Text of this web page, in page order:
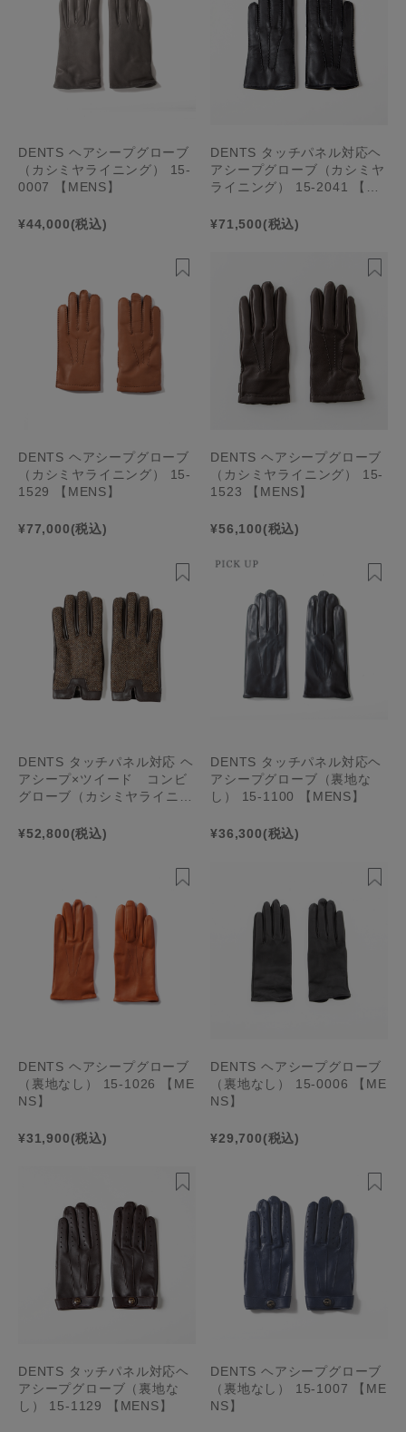
DENTS ヘアシープグローブ
（カシミヤライニング） 15-
0007 【MENS】
¥44,000(税込)
DENTS タッチパネル対応ヘ
アシープグローブ（カシミヤ
ライニング） 15-2041 【ME
¥71,500(税込)
DENTS ヘアシープグローブ
（カシミヤライニング） 15-
1529 【MENS】
¥77,000(税込)
DENTS ヘアシープグローブ
（カシミヤライニング） 15-
1523 【MENS】
¥56,100(税込)
DENTS タッチパネル対応 ヘ
アシープ×ツイード コンビ
グローブ（カシミヤライニン
¥52,800(税込)
DENTS タッチパネル対応ヘ
アシープグローブ（裏地な
し） 15-1100 【MENS】
¥36,300(税込)
DENTS ヘアシープグローブ
（裏地なし） 15-1026 【ME
NS】
¥31,900(税込)
DENTS ヘアシープグローブ
（裏地なし） 15-0006 【ME
NS】
¥29,700(税込)
DENTS タッチパネル対応ヘ
アシープグローブ（裏地な
し） 15-1129 【MENS】
DENTS ヘアシープグローブ
（裏地なし） 15-1007 【ME
NS】